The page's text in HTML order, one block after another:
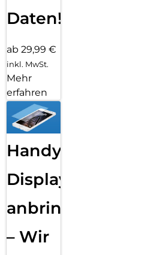
Daten!
ab 29,99 €
inkl. MwSt.
Mehr
erfahren
Handy
Displayfolie
anbringen
– Wir